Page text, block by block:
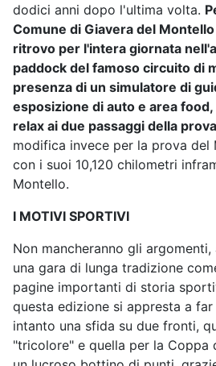
dodici anni dopo l'ultima volta.
Comune di Giavera del
ritrovo per l'intera giornata
paddock del famoso circuito di
presenza di un simulatore di
esposizione di auto e area
relax ai due passaggi della
modifica invece per la prova del
con i suoi 10,120 chilometri
Montello.
I MOTIVI SPORTIVI
Non mancheranno gli argomenti,
una gara di lunga tradizione
pagine importanti di storia
questa edizione si appresta a far
intanto una sfida su due fronti,
"tricolore" e quella per la Coppa